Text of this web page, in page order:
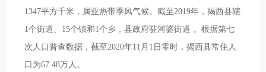
1347平方千米，属亚热带季风气候。截至2019年，揭西县辖
1个街道、15个镇和1个乡，县政府驻河婆街道 。根据第七
次人口普查数据，截至2020年11月1日零时，揭西县常住人
口为67.48万人。